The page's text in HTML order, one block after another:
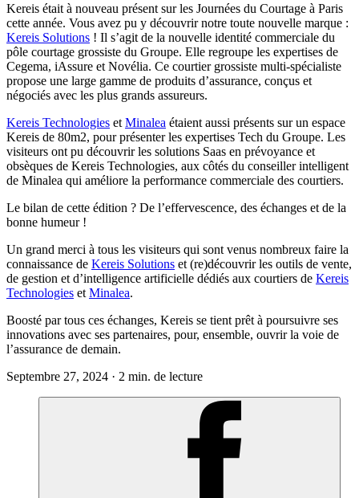
Kereis était à nouveau présent sur les Journées du Courtage à Paris
cette année. Vous avez pu y découvrir notre toute nouvelle marque :
Kereis Solutions ! Il s’agit de la nouvelle identité commerciale du
pôle courtage grossiste du Groupe. Elle regroupe les expertises de
Cegema, iAssure et Novélia. Ce courtier grossiste multi-spécialiste
propose une large gamme de produits d’assurance, conçus et
négociés avec les plus grands assureurs.
Kereis Technologies et Minalea étaient aussi présents sur un espace
Kereis de 80m2, pour présenter les expertises Tech du Groupe. Les
visiteurs ont pu découvrir les solutions Saas en prévoyance et
obsèques de Kereis Technologies, aux côtés du conseiller intelligent
de Minalea qui améliore la performance commerciale des courtiers.
Le bilan de cette édition ? De l’effervescence, des échanges et de la
bonne humeur !
Un grand merci à tous les visiteurs qui sont venus nombreux faire la
connaissance de Kereis Solutions et (re)découvrir les outils de vente,
de gestion et d’intelligence artificielle dédiés aux courtiers de Kereis
Technologies et Minalea.
Boosté par tous ces échanges, Kereis se tient prêt à poursuivre ses
innovations avec ses partenaires, pour, ensemble, ouvrir la voie de
l’assurance de demain.
Septembre 27, 2024 · 2 min. de lecture